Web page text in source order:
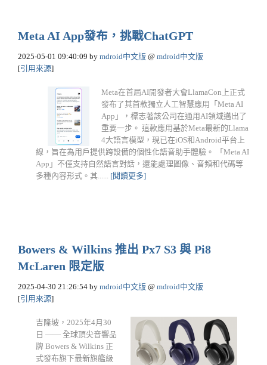
Meta AI App發布，挑戰ChatGPT
2025-05-01 09:40:09 by mdroid中文版 @ mdroid中文版
[引用來源]
Meta在首屆AI開發者大會LlamaCon上正式
發布了其首款獨立人工智慧應用「Meta AI
App」，標志著該公司在通用AI領域邁出了
重要一步。​ 這款應用基於Meta最新的Llama
4大語言模型，現已在iOS和Android平台上
線，旨在為用戶提供跨設備的個性化語音助手體驗。​ 「Meta AI
App」不僅支持自然語言對話，還能處理圖像、音頻和代碼等
多種內容形式。​其...... [閱讀更多]
Bowers & Wilkins 推出 Px7 S3 與 Pi8
McLaren 限定版
2025-04-30 21:26:54 by mdroid中文版 @ mdroid中文版
[引用來源]
吉隆坡，2025年4月30
日 —— 全球頂尖音響品
牌 Bowers & Wilkins 正
式發布旗下最新旗艦級